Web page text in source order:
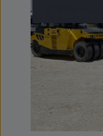
specjalnie
stworzonego z
Formuła mająca
ekstremalnych